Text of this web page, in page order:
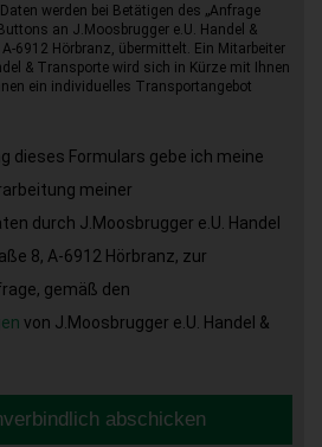
werden bei Betätigen des „Anfrage
an J.Moosbrugger e.U. Handel &
6912 Hörbranz, übermittelt. Ein Mitarbeiter
& Transporte wird sich in Kürze mit Ihnen
ein individuelles Transportangebot
dieses Formulars gebe ich meine
meiner
durch J.Moosbrugger e.U. Handel
8, A-6912 Hörbranz, zur
gemäß den
von J.Moosbrugger e.U. Handel &
abschicken